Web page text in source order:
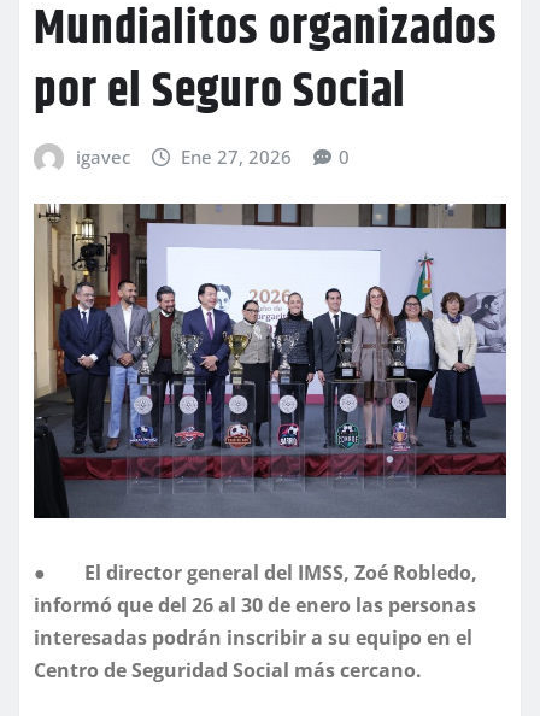
Mundialitos organizados
por el Seguro Social
igavec Ene 27, 2026 0
● El director general del IMSS, Zoé Robledo,
informó que del 26 al 30 de enero las personas
interesadas podrán inscribir a su equipo en el
Centro de Seguridad Social más cercano.